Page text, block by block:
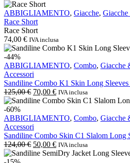
Race
Short
ABBIGLIAMENTO, Giacche,
Race Short
Race Short
74,00 € IVA inclusa
Sandiline
Combo
K1
Skin
Long
Sleeves
Gray
-44%
ABBIGLIAMENTO, Combo, Giacche
Accessori
Sandiline Combo K1 Skin Long
125,00€ Il
prezzo
era:
125,00 €.
70,00 €Il
prezzo
è:
IVA inclusa
Sandiline
Combo
Skin
C1
Slalom
Long
Sleeves
-60%
ABBIGLIAMENTO, Combo, Giacche
Accessori
Sandiline Combo Skin C1 Slalom Long
124,00€ Il
prezzo
50,00 €Il
prezzo
IVA inclusa
Sandiline